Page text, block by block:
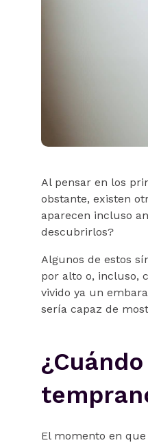
Al pensar en los
obstante, existen
aparecen incluso
descubrirlos?
Algunos de estos
por alto o, incluso,
vivido ya un
sería capaz de
El momento en